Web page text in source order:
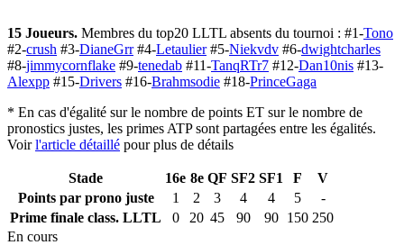
15 Joueurs. Membres du top20 LLTL absents du tournoi : #1-Tono
#2-crush #3-DianeGrr#4-Letaulier#5-Niekvdv #6-dwightcharles
#8-jimmycornflake #9-tenedab #11-TanqRTr7 #12-Dan10nis #13-
Alexpp #15-Drivers #16-Brahmsodie #18-PrinceGaga
* En cas d'égalité sur le nombre de points ET sur le nombre de
pronostics justes, les primes ATP sont partagées entre les égalités.
Voirl'article détaillé pour plus de détails
Stade 16e 8e QF SF2 SF1 F
V
Points par prono juste
1 2 3 4 4 5
-
Prime finale class. LLTL
0 20 45 90 90 150 250
En cours